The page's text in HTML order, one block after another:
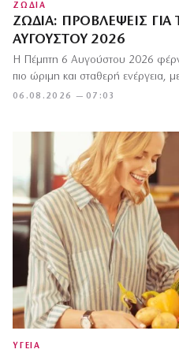
ΖΩΔΙΑ
ΖΏΔΙΑ: ΠΡΟΒΛΈΨΕΙΣ
ΑΥΓΟΎΣΤΟΥ 2026
06.08.2026 — 07:03
Η Πέμπτη 6 Αυγούστου 2026
πιο ώριμη και σταθερή ενέργεια,
ΥΓΕΙΑ